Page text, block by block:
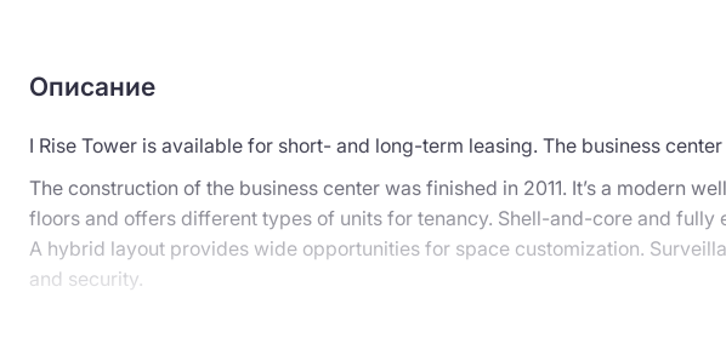
Описание
I Rise Tower is available for short- and long-term leasing. The business
The construction of the business center was finished in 2011. It’s a modern
floors and offers different types of units for tenancy. Shell-and-core and
A hybrid layout provides wide opportunities for space customization.
and security.